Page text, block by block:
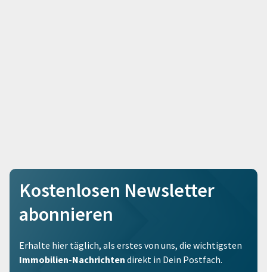
Kostenlosen Newsletter
abonnieren
Erhalte hier täglich, als erstes von uns, die wichtigsten
Immobilien-Nachrichten direkt in Dein Postfach.